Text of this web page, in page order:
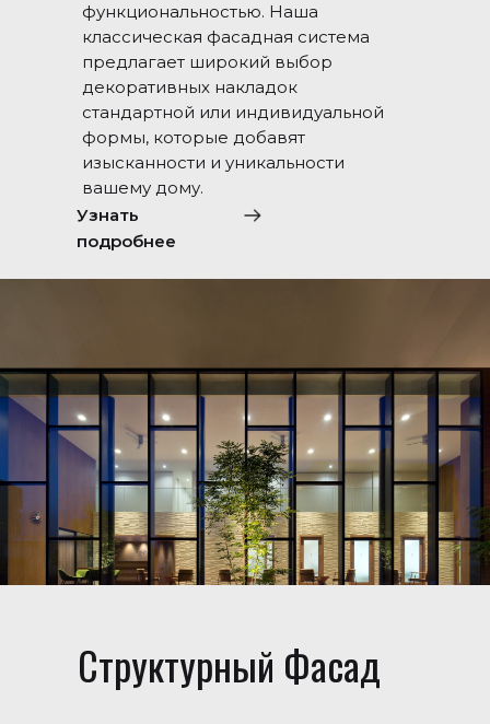
Узнать
подробнее
Структурный Фасад
функциональностью. Наша
классическая фасадная система
предлагает широкий выбор
декоративных накладок
стандартной или индивидуальной
формы, которые добавят
изысканности и уникальности
вашему дому.